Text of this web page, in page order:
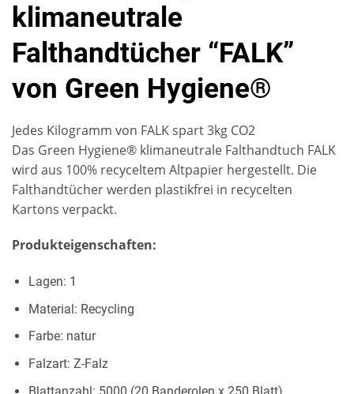
klimaneutrale
Falthandtücher “FALK”
von Green Hygiene®
Jedes Kilogramm von FALK spart 3kg CO2
Das Green Hygiene® klimaneutrale Falthandtuch FALK
wird aus 100% recyceltem Altpapier hergestellt. Die
Falthandtücher werden plastikfrei in recycelten
Kartons verpackt.
Produkteigenschaften:
Lagen: 1
Material: Recycling
Farbe: natur
Falzart: Z-Falz
Blattanzahl: 5000 (20 Banderolen x 250 Blatt)